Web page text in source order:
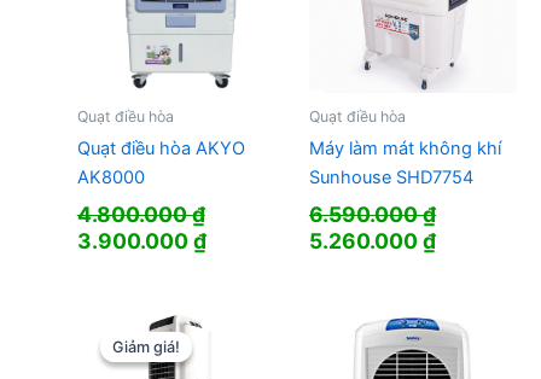
Quạt điều hòa
Quạt điều hòa AKYO
AK8000
4.800.000₫
Giá
4.800.000 ₫.
3.900.000₫Giá
Quạt điều hòa
Máy làm mát không khí
Sunhouse SHD7754
6.590.000₫
Giá
6.590.000 ₫.
5.260.000₫Giá
là:
Giảm giá!
Giảm giá!